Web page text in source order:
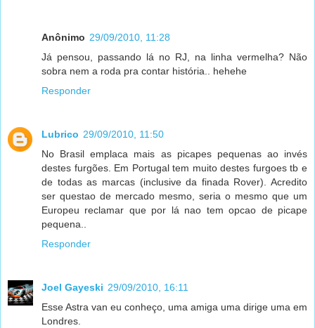
Anônimo 29/09/2010, 11:28
Já pensou, passando lá no RJ, na linha vermelha? Não
sobra nem a roda pra contar história.. hehehe
Responder
Lubrico 29/09/2010, 11:50
No Brasil emplaca mais as picapes pequenas ao invés
destes furgões. Em Portugal tem muito destes furgoes tb e
de todas as marcas (inclusive da finada Rover). Acredito
ser questao de mercado mesmo, seria o mesmo que um
Europeu reclamar que por lá nao tem opcao de picape
pequena..
Responder
Joel Gayeski 29/09/2010, 16:11
Esse Astra van eu conheço, uma amiga uma dirige uma em
Londres.